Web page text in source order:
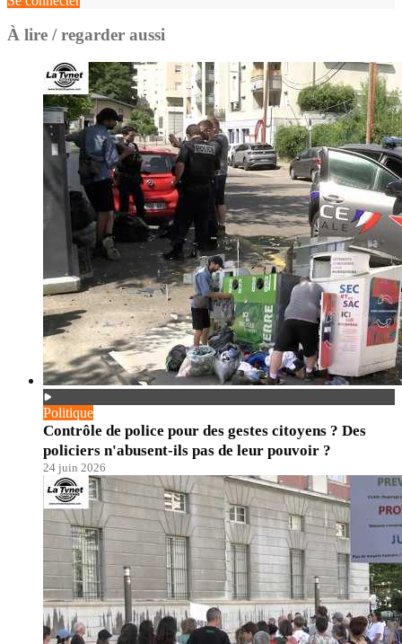
À lire / regarder aussi
Politique
Contrôle de police pour des gestes citoyens ? Des
policiers n'abusent-ils pas de leur pouvoir ?
24 juin 2026